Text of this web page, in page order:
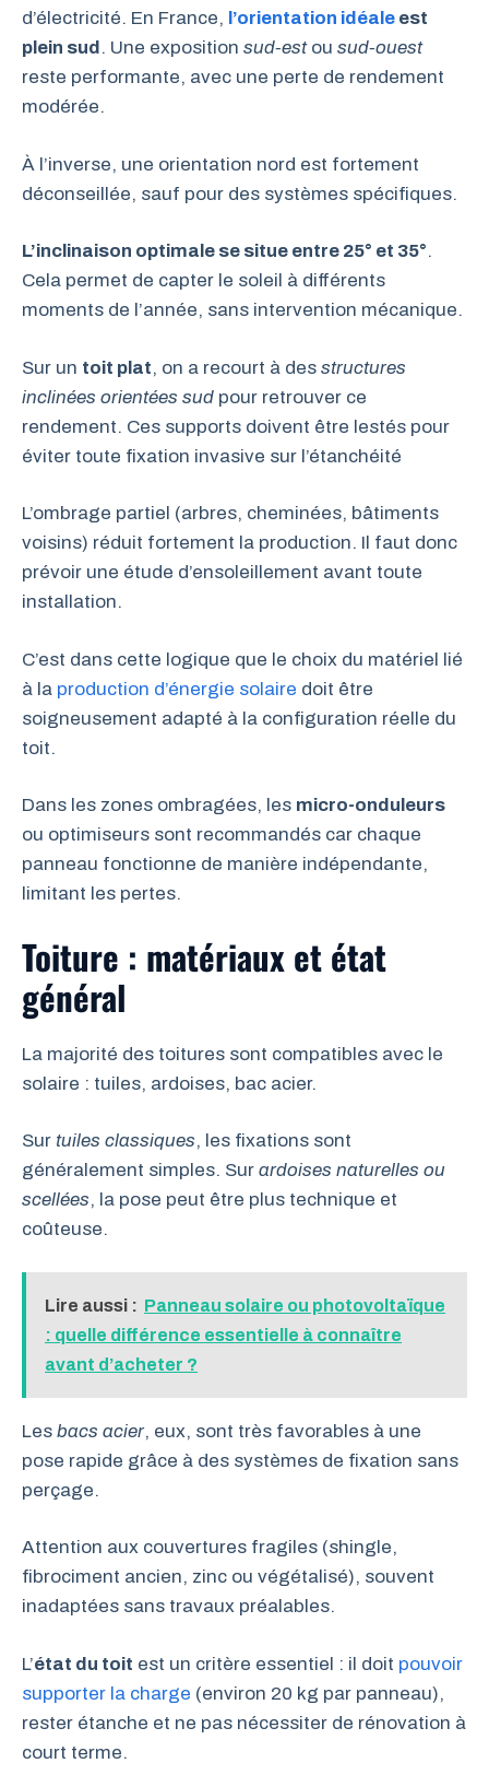
d’électricité. En France, l’orientation idéale est
plein sud. Une exposition sud-estou sud-ouest
reste performante, avec une perte de rendement
modérée.
À l’inverse, une orientation nord est fortement
déconseillée, sauf pour des systèmes spécifiques.
L’inclinaison optimale se situe entre 25° et 35°.
Cela permet de capter le soleil à différents
moments de l’année, sans intervention mécanique.
Sur un toit plat, on a recourt à des structures
inclinées orientées sud pour retrouver ce
rendement. Ces supports doivent être lestés pour
éviter toute fixation invasive sur l’étanchéité
L’ombrage partiel (arbres, cheminées, bâtiments
voisins) réduit fortement la production. Il faut donc
prévoir une étude d’ensoleillement avant toute
installation.
C’est dans cette logique que le choix du matériel lié
à la production d’énergie solaire doit être
soigneusement adapté à la configuration réelle du
toit.
Dans les zones ombragées, les micro-onduleurs
ou optimiseurs sont recommandés car chaque
panneau fonctionne de manière indépendante,
limitant les pertes.
Toiture : matériaux et état
général
La majorité des toitures sont compatibles avec le
solaire : tuiles, ardoises, bac acier.
Sur tuiles classiques, les fixations sont
généralement simples. Sur ardoises naturelles ou
scellées, la pose peut être plus technique et
coûteuse.
Lire aussi : Panneau solaire ou photovoltaïque
: quelle différence essentielle à connaître
avant d’acheter ?
Les bacs acier, eux, sont très favorables à une
pose rapide grâce à des systèmes de fixation sans
perçage.
Attention aux couvertures fragiles (shingle,
fibrociment ancien, zinc ou végétalisé), souvent
inadaptées sans travaux préalables.
L’état du toit est un critère essentiel : il doit pouvoir
supporter la charge (environ 20 kg par panneau),
rester étanche et ne pas nécessiter de rénovation à
court terme.